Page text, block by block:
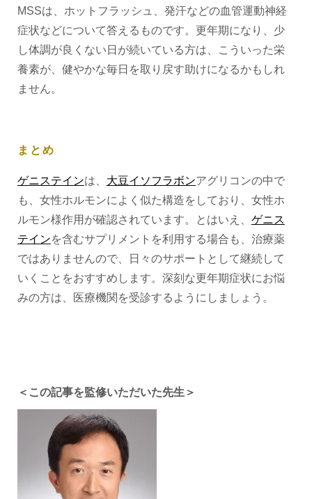
MSSは、ホットフラッシュ、発汗などの血管運動神経
症状などについて答えるものです。更年期になり、少
し体調が良くない日が続いている方は、こういった栄
養素が、健やかな毎日を取り戻す助けになるかもしれ
ません。
まとめ
ゲニステインは、 大豆イソフラボンアグリコンの中で
も、女性ホルモンによく似た構造をしており、女性ホ
ルモン様作用が確認されています。とはいえ、 ゲニス
テインを含むサプリメントを利用する場合も、治療薬
ではありませんので、日々のサポートとして継続して
いくことをおすすめします。深刻な更年期症状にお悩
みの方は、医療機関を受診するようにしましょう。
＜この記事を監修いただいた先生＞